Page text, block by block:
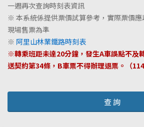
一週再次查詢時刻表資訊
※ 本系統係提供票價試算參考，實際票價
現場售票為準
※ 阿里山林業鐵路時刻表
※轉乘班距未達20分鐘，發生A車誤點不及
送契約第34條，B車票不得辦理退票。（
查 詢